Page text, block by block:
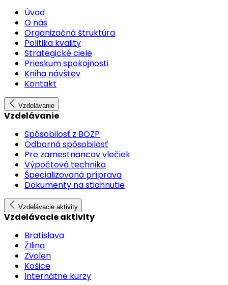
Úvod
O nás
Organizačná štruktúra
Politika kvality
Strategické ciele
Prieskum spokojnosti
Kniha návštev
Kontakt
Vzdelávanie
Vzdelávanie
Spôsobilosť z BOZP
Odborná spôsobilosť
Pre zamestnancov vlečiek
Výpočtová technika
Špecializovaná príprava
Dokumenty na stiahnutie
Vzdelávacie aktivity
Vzdelávacie aktivity
Bratislava
ŽIlina
Zvolen
Košice
Internátne kurzy